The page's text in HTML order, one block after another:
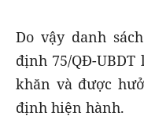
Do vậy danh
định 75/QĐ-
khăn và được
định hiện hành.